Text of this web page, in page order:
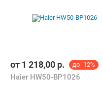
от 1 218,00 р. до -12%
Haier HW50-BP1026